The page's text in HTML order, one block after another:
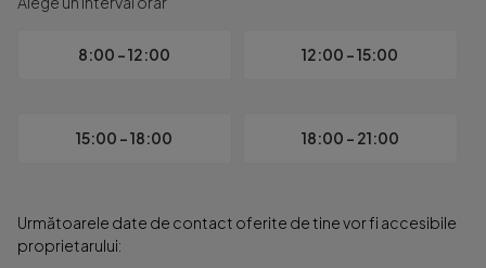
8:00 - 12:00 12:00 - 15:00
15:00 - 18:00 18:00 - 21:00
Următoarele date de contact oferite de tine vor fi accesibile
proprietarului: